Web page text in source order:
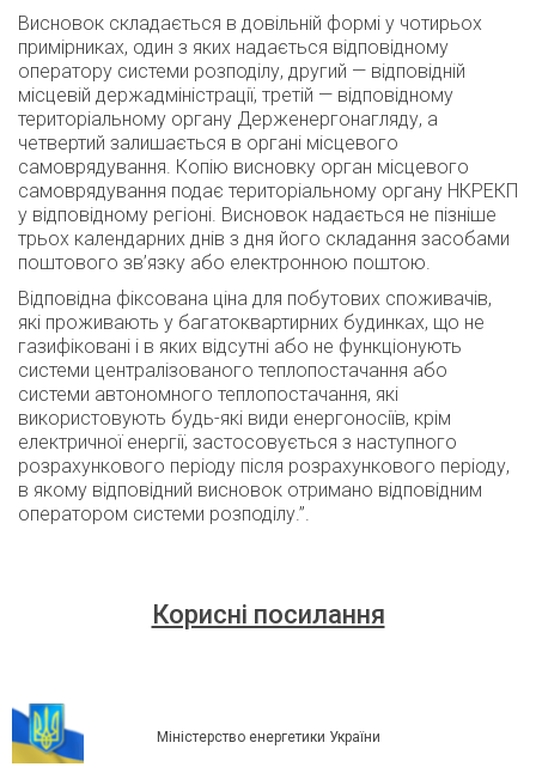
Висновок складається в довільній формі у чотирьох
примірниках, один з яких надається відповідному
оператору системи розподілу, другий — відповідній
місцевій держадміністрації, третій — відповідному
територіальному органу Держенергонагляду, а
четвертий залишається в органі місцевого
самоврядування. Копію висновку орган місцевого
самоврядування подає територіальному органу НКРЕКП
у відповідному регіоні. Висновок надається не пізніше
трьох календарних днів з дня його складання засобами
поштового зв’язку або електронною поштою.
Відповідна фіксована ціна для побутових споживачів,
які проживають у багатоквартирних будинках, що не
газифіковані і в яких відсутні або не функціонують
системи централізованого теплопостачання або
системи автономного теплопостачання, які
використовують будь-які види енергоносіїв, крім
електричної енергії, застосовується з наступного
розрахункового періоду після розрахункового періоду,
в якому відповідний висновок отримано відповідним
оператором системи розподілу.”.
Корисні посилання
Міністерство енергетики України